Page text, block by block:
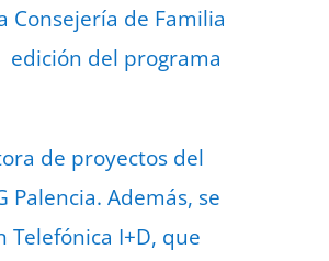
Consejería de Familia
edición del programa
de proyectos del
Palencia. Además, se
I+D, que